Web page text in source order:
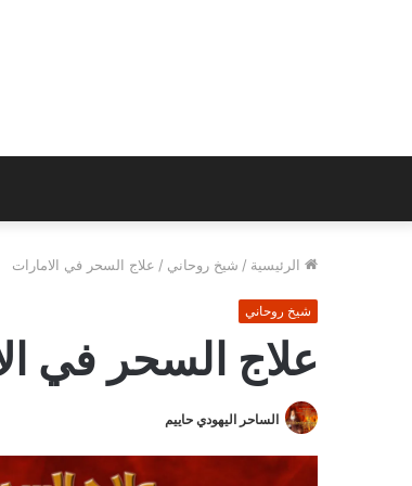
الرئيسية / شيخ روحاني / علاج السحر في الامارات
شيخ روحاني
علاج السحر في
الساحر اليهودي حاييم